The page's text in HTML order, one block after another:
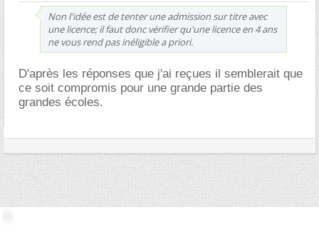
Non l'idée est de tenter une admission sur titre avec
une licence; il faut donc vérifier qu'une licence en 4 ans
ne vous rend pas inéligible a priori.
D'après les réponses que j'ai reçues il semblerait que
ce soit compromis pour une grande partie des
grandes écoles.